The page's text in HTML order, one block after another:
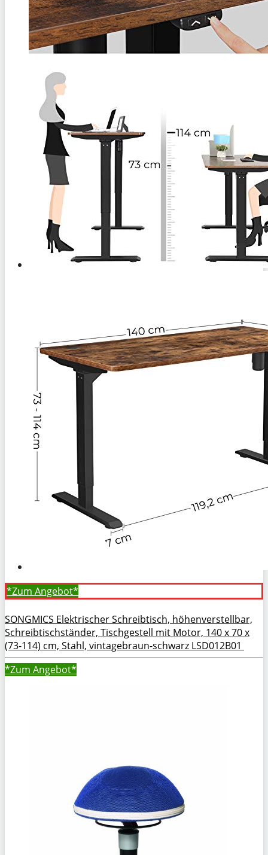
*Zum Angebot*
SONGMICS Elektrischer Schreibtisch, höhenverstellbar,
Schreibtischständer, Tischgestell mit Motor, 140 x 70 x
(73-114) cm, Stahl, vintagebraun-schwarz LSD012B01
*Zum Angebot*